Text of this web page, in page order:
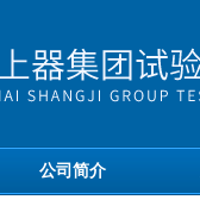
公司简介